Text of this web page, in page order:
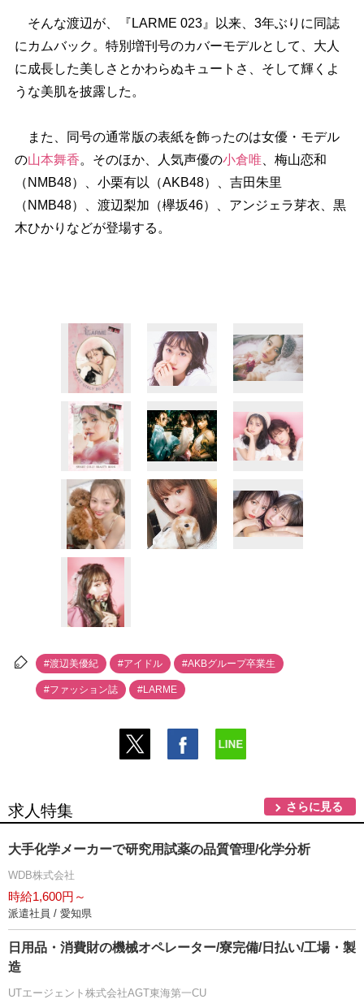
そんな渡辺が、『LARME 023』以来、3年ぶりに同誌
にカムバック。特別増刊号のカバーモデルとして、大人
に成長した美しさとかわらぬキュートさ、そして輝くよ
うな美肌を披露した。
また、同号の通常版の表紙を飾ったのは女優・モデル
の山本舞香。そのほか、人気声優の小倉唯、梅山恋和
（NMB48）、小栗有以（AKB48）、吉田朱里
（NMB48）、渡辺梨加（欅坂46）、アンジェラ芽衣、黒
木ひかりなどが登場する。
#渡辺美優紀 #アイドル #AKBグループ卒業生
#ファッション誌 #LARME
求人特集 さらに見る
大手化学メーカーで研究用試薬の品質管理/化学分析
WDB株式会社
時給1,600円～
派遣社員 / 愛知県
日用品・消費財の機械オペレーター/寮完備/日払い/工場・製
造
UTエージェント株式会社AGT東海第一CU